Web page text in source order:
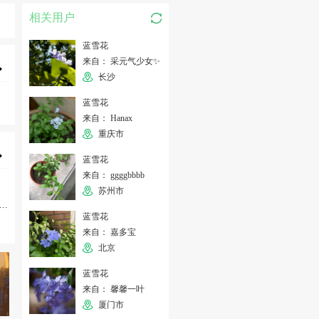
相关用户
蓝雪花
来自： 采元气少女✨
长沙
蓝雪花
来自： Hanax
重庆市
蓝雪花
来自： ggggbbbb
苏州市
蓝雪花
来自： 嘉多宝
北京
蓝雪花
来自： 馨馨一叶
厦门市